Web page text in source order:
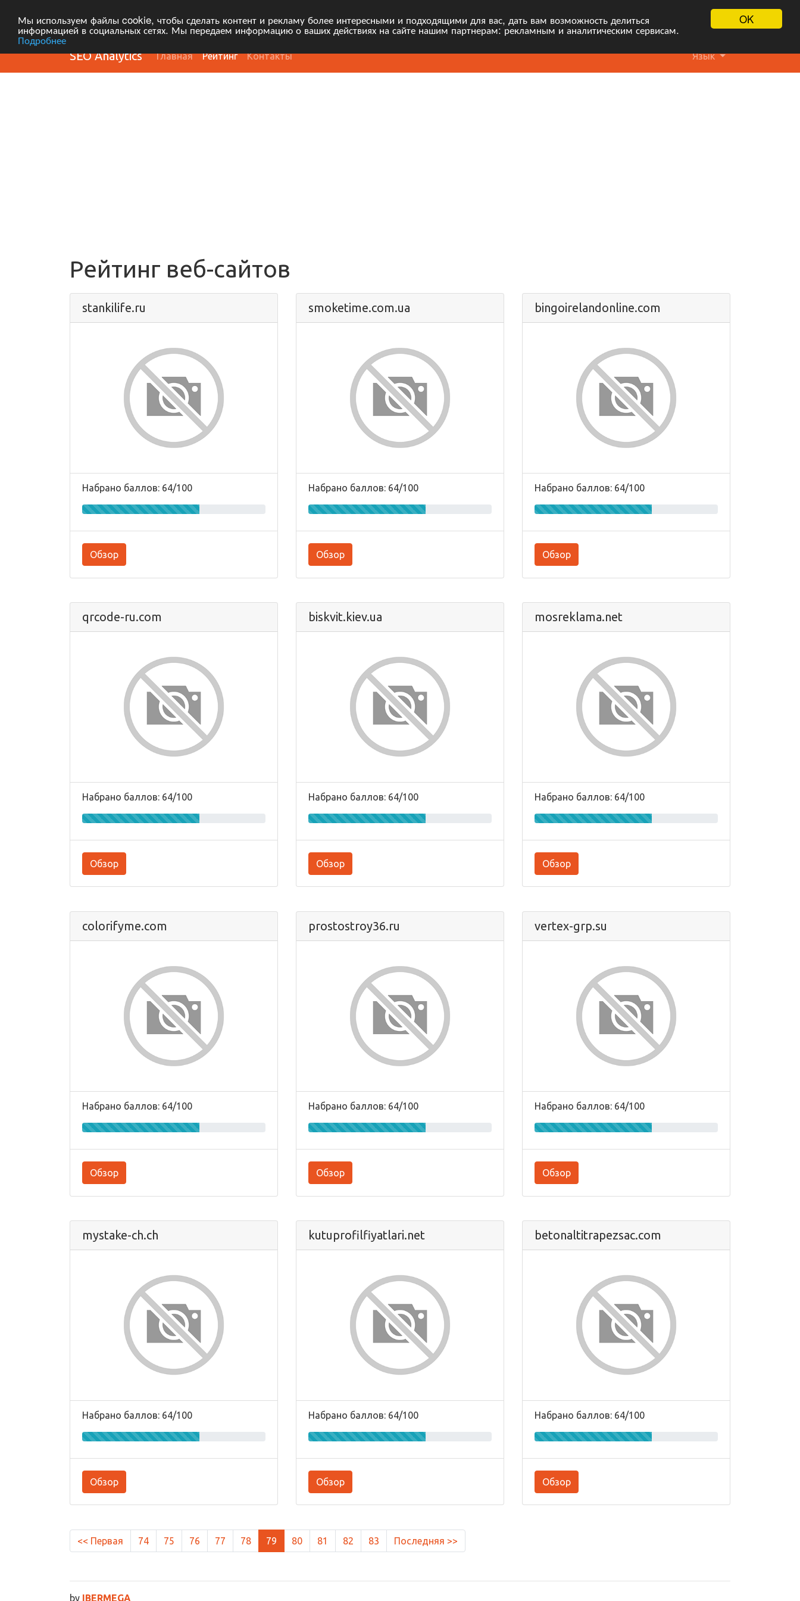
OK
Мы используем файлы cookie, чтобы сделать контент и рекламу более интересными и подходящими для вас, дать вам возможность делиться
информацией в социальных сетях. Мы передаем информацию о ваших действиях на сайте нашим партнерам: рекламным и аналитическим сервисам.
Подробнее
SEO Analytics Главная Рейтинг Контакты Язык
Рейтинг веб-сайтов
stankilife.ru
Набрано баллов: 64/100
Обзор
smoketime.com.ua
Набрано баллов: 64/100
Обзор
bingoirelandonline.com
Набрано баллов: 64/100
Обзор
qrcode-ru.com
Набрано баллов: 64/100
Обзор
biskvit.kiev.ua
Набрано баллов: 64/100
Обзор
mosreklama.net
Набрано баллов: 64/100
Обзор
colorifyme.com
Набрано баллов: 64/100
Обзор
prostostroy36.ru
Набрано баллов: 64/100
Обзор
vertex-grp.su
Набрано баллов: 64/100
Обзор
mystake-ch.ch
Набрано баллов: 64/100
Обзор
kutuprofilfiyatlari.net
Набрано баллов: 64/100
Обзор
betonaltitrapezsac.com
Набрано баллов: 64/100
Обзор
<< Первая 74 75 76 77 78 79 80 81 82 83 Последняя >>
by IBERMEGA